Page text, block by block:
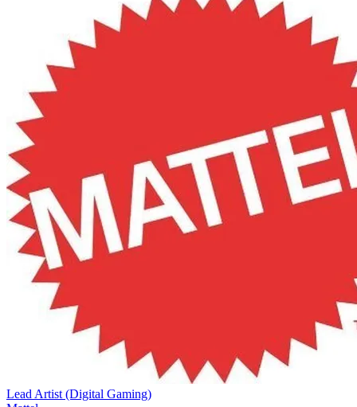
Lead Artist (Digital Gaming)